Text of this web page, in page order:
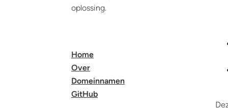
oplossing.
Home
Over
Domeinnamen
GitHub